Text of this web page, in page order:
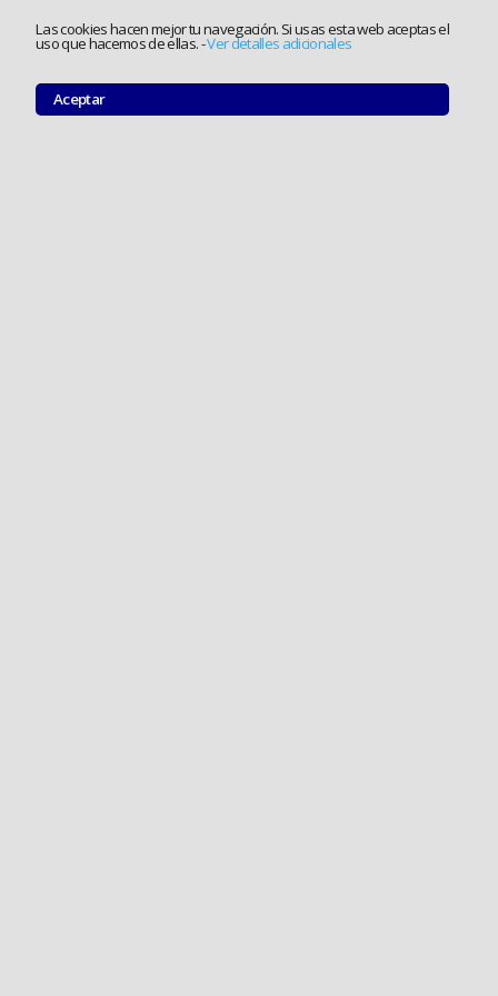
Las cookies hacen mejor tu navegación. Si usas esta web aceptas el
uso que hacemos de ellas.-Ver detalles adicionales
Aceptar